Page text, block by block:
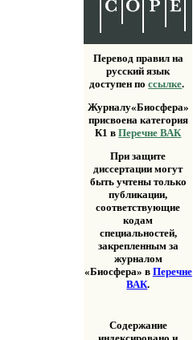
Перевод правил на
русский язык
доступен поссылке.
Журналу«Биосфера»
присвоена категория
К1 вПеречне ВАК
При защите
диссертации могут
быть учтены только
публикации,
соответствующие
кодам
специальностей,
закрепленным за
журналом
«Биосфера» в Перечне
ВАК.
Содержание